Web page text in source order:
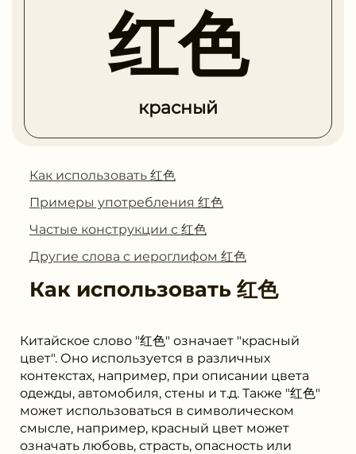
红色
красный
Как использовать 红色
Примеры употребления 红色
Частые конструкции с 红色
Другие слова с иероглифом 红色
Как использовать 红色
Китайское слово "红色" означает "красный
цвет". Оно используется в различных
контекстах, например, при описании цвета
одежды, автомобиля, стены и т.д. Также "红色"
может использоваться в символическом
смысле, например, красный цвет может
означать любовь, страсть, опасность или